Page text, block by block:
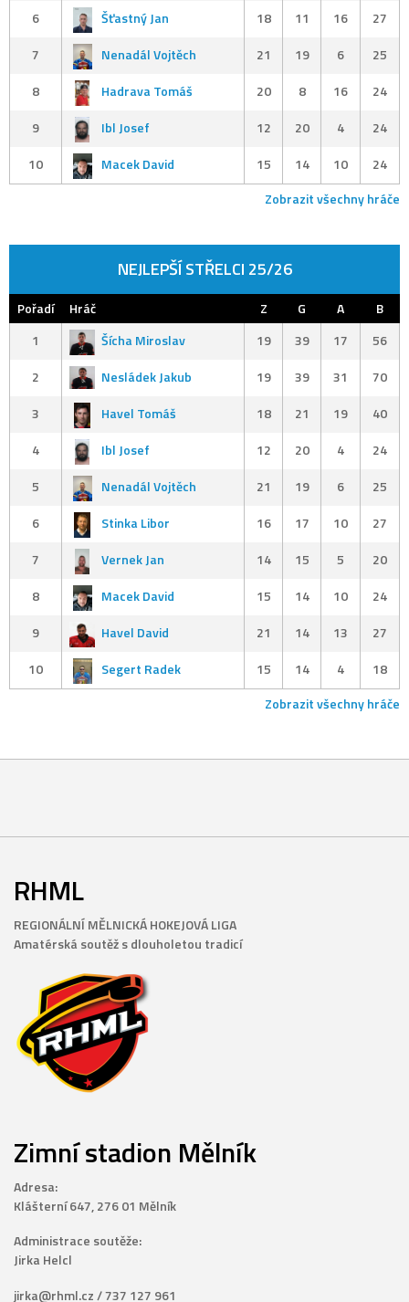
6
Šťastný Jan 18 11 16
27
7
Nenadál Vojtěch 21 19 6
25
8
Hadrava Tomáš 20 8 16
24
9
Ibl Josef 12 20 4
24
10
Macek David 15 14 10
24
Zobrazit všechny hráče
NEJLEPŠÍ STŘELCI 25/26
Pořadí Hráč Z G A
B
1
Šícha Miroslav 19 39 17
56
2
Nesládek Jakub 19 39 31
70
3
Havel Tomáš 18 21 19
40
4
Ibl Josef 12 20 4
24
5
Nenadál Vojtěch 21 19 6
25
6
Stinka Libor 16 17 10
27
7
Vernek Jan 14 15 5
20
8
Macek David 15 14 10
24
9
Havel David 21 14 13
27
10
Segert Radek 15 14 4
18
Zobrazit všechny hráče
RHML
REGIONÁLNÍ MĚLNICKÁ HOKEJOVÁ LIGA
Amatérská soutěž s dlouholetou tradicí
Zimní stadion Mělník
Adresa:
Klášterní 647, 276 01 Mělník
Administrace soutěže:
Jirka Helcl
jirka@rhml.cz / 737 127 961